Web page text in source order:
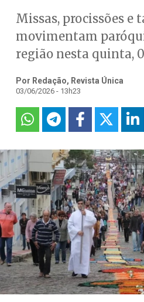
Missas, procissões e
movimentam
região nesta quinta,
Por Redação, Revista Única
03/06/2026 - 13h23